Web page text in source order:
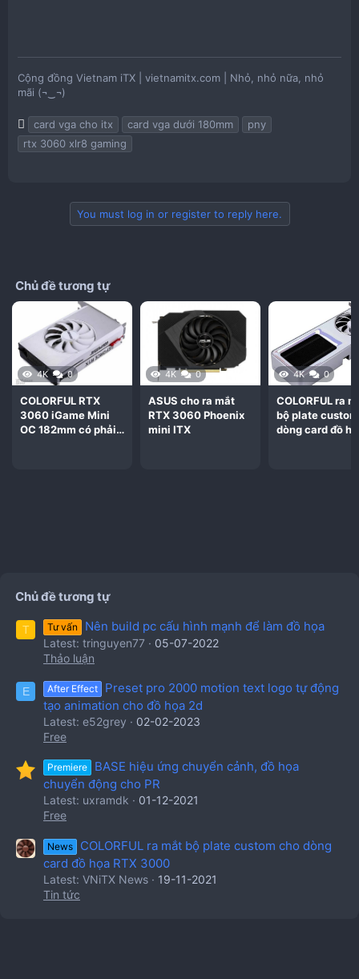
Cộng đồng Vietnam iTX | vietnamitx.com | Nhỏ, nhỏ nữa, nhỏ
mãi (¬‿¬)
T
a
g
card vga cho itx card vga dưới 180mm
pny
rtx 3060 xlr8 gaming
You must log in or register to reply here.
Chủ đề tương tự
4K 0
COLORFUL RTX
3060 iGame Mini
OC 182mm có phải
4K 0
ASUS cho ra mắt
RTX 3060 Phoenix
mini ITX
4K 0
COLORFUL ra
bộ plate
dòng card đồ
Chủ đề tương tự
T Tư vấn Nên build pc cấu hình mạnh để làm đồ họa
Latest: tringuyen77
05-07-2022
Thảo luận
E After Effect
Preset pro 2000 motion text logo tự động
tạo animation cho đồ họa 2d
Latest: e52grey
02-02-2023
Free
Premiere
BASE hiệu ứng chuyển cảnh, đồ họa
chuyển động cho PR
Latest: uxramdk
01-12-2021
Free
News
COLORFUL ra mắt bộ plate custom cho dòng
card đồ họa RTX 3000
Latest: VNiTX News
19-11-2021
Tin tức